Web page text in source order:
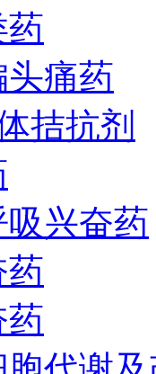
药
痛药
拮抗剂
兴奋药
药
药